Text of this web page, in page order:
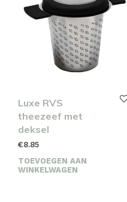
Luxe RVS
theezeef met
deksel
€8.85
TOEVOEGEN AAN
WINKELWAGEN